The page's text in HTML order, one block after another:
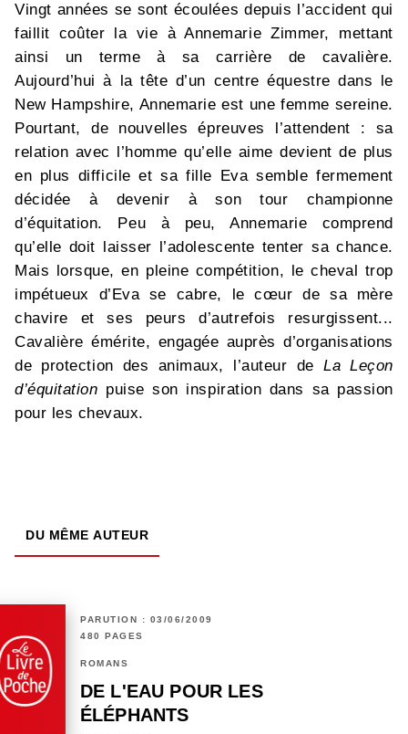
Vingt années se sont écoulées depuis l’accident qui
faillit coûter la vie à Annemarie Zimmer, mettant
ainsi un terme à sa carrière de cavalière.
Aujourd’hui à la tête d’un centre équestre dans le
New Hampshire, Annemarie est une femme sereine.
Pourtant, de nouvelles épreuves l’attendent : sa
relation avec l’homme qu’elle aime devient de plus
en plus difficile et sa fille Eva semble fermement
décidée à devenir à son tour championne
d’équitation. Peu à peu, Annemarie comprend
qu’elle doit laisser l’adolescente tenter sa chance.
Mais lorsque, en pleine compétition, le cheval trop
impétueux d’Eva se cabre, le cœur de sa mère
chavire et ses peurs d’autrefois resurgissent...
Cavalière émérite, engagée auprès d’organisations
de protection des animaux, l’auteur deLa Leçon
d’équitation puise son inspiration dans sa passion
pour les chevaux.
DU MÊME AUTEUR
PARUTION : 03/06/2009
480 PAGES
ROMANS
DE L'EAU POUR LES
ÉLÉPHANTS